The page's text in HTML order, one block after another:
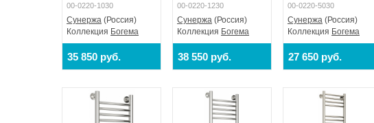
00-0220-1030
Сунержа (Россия)
Коллекция Богема
35 850 руб.
00-0220-1230
Сунержа (Россия)
Коллекция Богема
38 550 руб.
00-0220-5030
Сунержа (Россия)
Коллекция Богема
27 650 руб.